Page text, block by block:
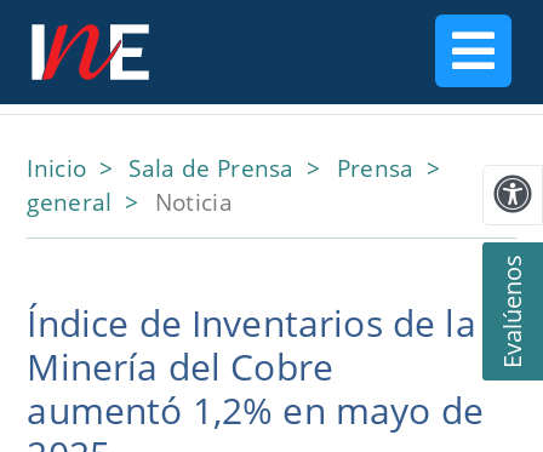
Evalúenos
Inicio Sala de Prensa
Prensa
general
Noticia
Índice de Inventarios de la
Minería del Cobre
aumentó 1,2% en mayo de